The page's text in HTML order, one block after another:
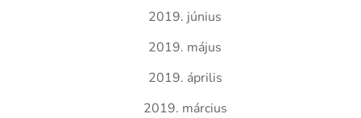
2019. június
2019. május
2019. április
2019. március